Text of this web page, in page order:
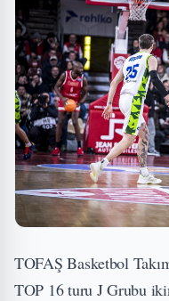
TOFAŞ Basketbol
TOP 16 turu J Grubu